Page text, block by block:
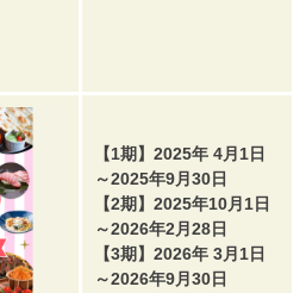
【1期】2025年 4月1日
～2025年9月30日
【2期】2025年10月1日
～2026年2月28日
【3期】2026年 3月1日
～2026年9月30日